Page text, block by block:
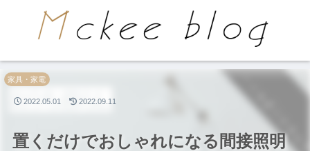
PR
置くだけでおしゃれになる間接照明
家具・家電
2022.05.01 2022.09.11